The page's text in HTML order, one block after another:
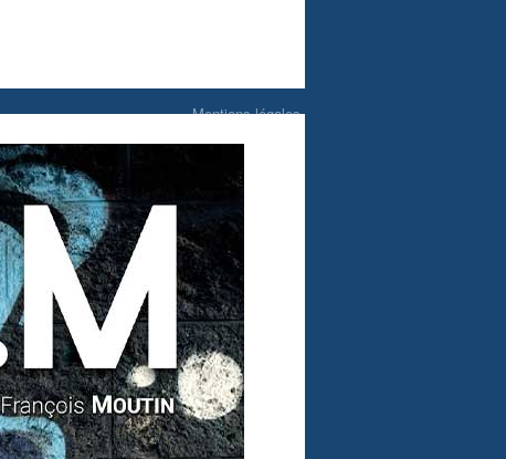
Mentions légales